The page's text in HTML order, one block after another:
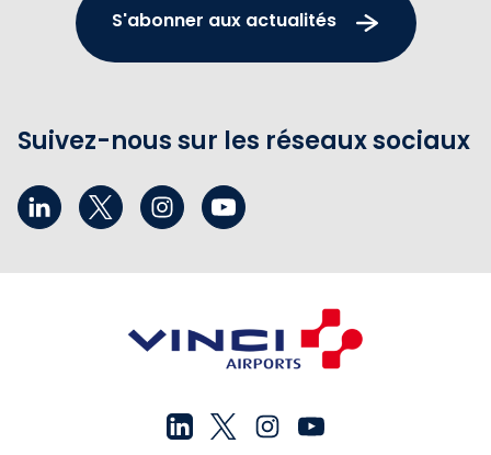
S'abonner aux actualités
Suivez-nous sur les réseaux sociaux